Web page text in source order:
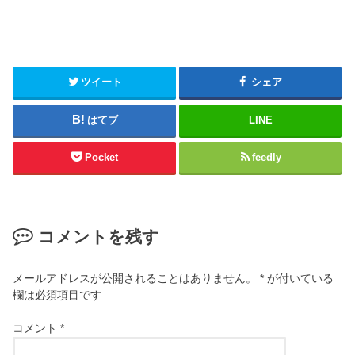
ツイート シェア
はてブ LINE
Pocket feedly
コメントを残す
メールアドレスが公開されることはありません。 * が付いている
欄は必須項目です
コメント*